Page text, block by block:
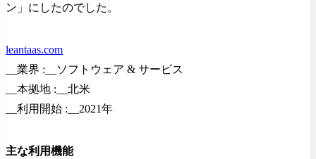
ン」にしたのでした。
leantaas.com
__業界 :__ソフトウェア & サービス
__本拠地 :__北米
__利用開始 :__2021年
主な利用機能